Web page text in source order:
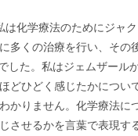
は化学療法のためにジャ
多くの治療を行い、そ
した。私はジェムザール
どひどく感じたかにつ
かりません。化学療法
させるかを言葉で表現